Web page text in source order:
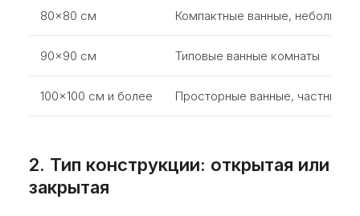
80×80 см Компактные ванные,
90×90 см Типовые ванные комнаты
100×100 см и более Просторные ванные, частные
2. Тип конструкции: открытая или
закрытая